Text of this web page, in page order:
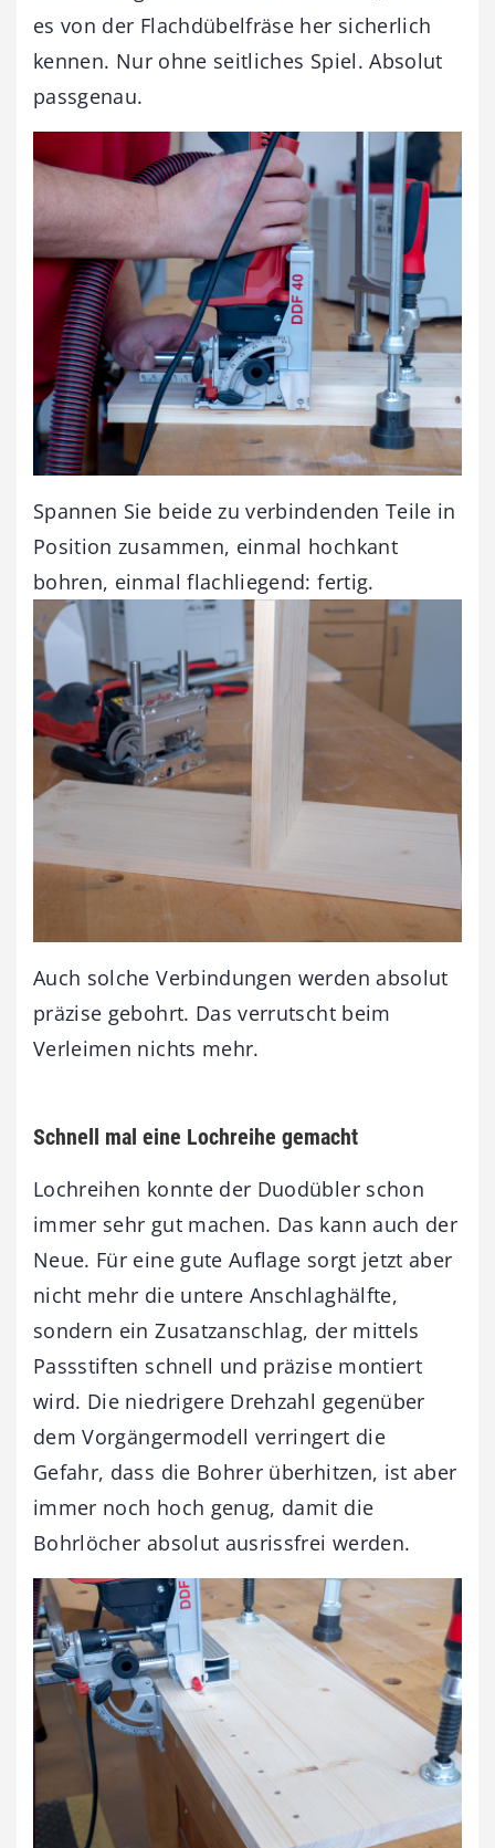
es von der Flachdübelfräse her sicherlich
kennen. Nur ohne seitliches Spiel. Absolut
passgenau.
Spannen Sie beide zu verbindenden Teile in
Position zusammen, einmal hochkant
bohren, einmal flachliegend: fertig.
Auch solche Verbindungen werden absolut
präzise gebohrt. Das verrutscht beim
Verleimen nichts mehr.
Schnell mal eine Lochreihe gemacht
Lochreihen konnte der Duodübler schon
immer sehr gut machen. Das kann auch der
Neue. Für eine gute Auflage sorgt jetzt aber
nicht mehr die untere Anschlaghälfte,
sondern ein Zusatzanschlag, der mittels
Passstiften schnell und präzise montiert
wird. Die niedrigere Drehzahl gegenüber
dem Vorgängermodell verringert die
Gefahr, dass die Bohrer überhitzen, ist aber
immer noch hoch genug, damit die
Bohrlöcher absolut ausrissfrei werden.